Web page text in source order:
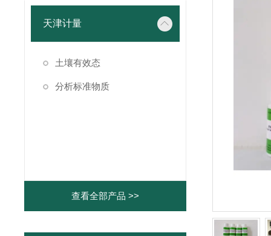
天津计量
土壤有效态
分析标准物质
查看全部产品 >>